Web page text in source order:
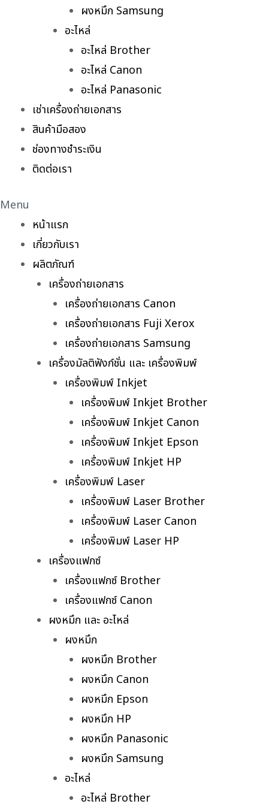
ผงหมึก Samsung
อะไหล่
อะไหล่ Brother
อะไหล่ Canon
อะไหล่ Panasonic
เช่าเครื่องถ่ายเอกสาร
สินค้ามือสอง
ช่องทางชำระเงิน
ติดต่อเรา
Menu
หน้าแรก
เกี่ยวกับเรา
ผลิตภัณฑ์
เครื่องถ่ายเอกสาร
เครื่องถ่ายเอกสาร Canon
เครื่องถ่ายเอกสาร Fuji Xerox
เครื่องถ่ายเอกสาร Samsung
เครื่องมัลติฟังก์ชั่น และ เครื่องพิมพ์
เครื่องพิมพ์ Inkjet
เครื่องพิมพ์ Inkjet Brother
เครื่องพิมพ์ Inkjet Canon
เครื่องพิมพ์ Inkjet Epson
เครื่องพิมพ์ Inkjet HP
เครื่องพิมพ์ Laser
เครื่องพิมพ์ Laser Brother
เครื่องพิมพ์ Laser Canon
เครื่องพิมพ์ Laser HP
เครื่องแฟกซ์
เครื่องแฟกซ์ Brother
เครื่องแฟกซ์ Canon
ผงหมึก และ อะไหล่
ผงหมึก
ผงหมึก Brother
ผงหมึก Canon
ผงหมึก Epson
ผงหมึก HP
ผงหมึก Panasonic
ผงหมึก Samsung
อะไหล่
อะไหล่ Brother